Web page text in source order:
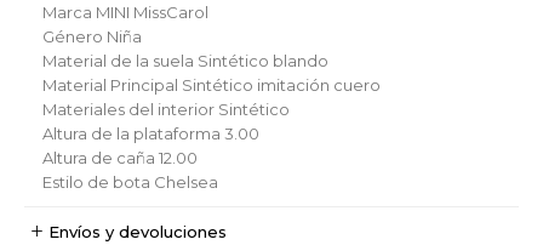
Marca MINI MissCarol
Género Niña
Material de la suela Sintético blando
Material Principal Sintético imitación cuero
Materiales del interior Sintético
Altura de la plataforma 3.00
Altura de caña 12.00
Estilo de bota Chelsea
Envíos y devoluciones